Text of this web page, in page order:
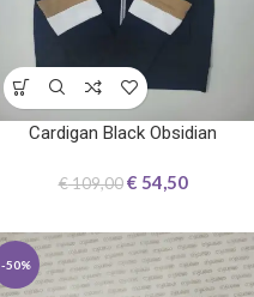
Cardigan Black Obsidian
€109,00 € 54,50
-50%